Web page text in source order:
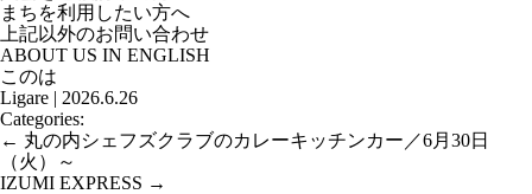
まちを利用したい方へ
上記以外のお問い合わせ
ABOUT US IN ENGLISH
このは
Ligare | 2026.6.26
Categories:
投
稿
ナ
← 丸の内シェフズクラブのカレーキッチンカー／6月30日
（火）～
IZUMI EXPRESS →